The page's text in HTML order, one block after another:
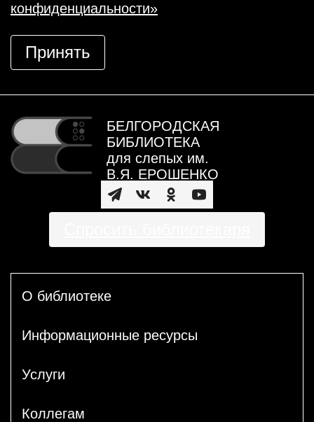
конфиденциальности»
Принять
БЕЛГОРОДСКАЯ
БИБЛИОТЕКА
для слепых им.
В.Я. ЕРОШЕНКО
О библиотеке
Информационные ресурсы
Услуги
Коллегам